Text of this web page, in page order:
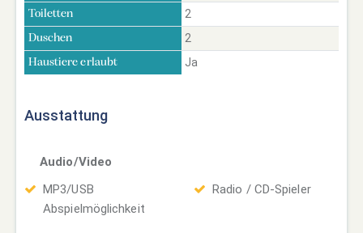
Toiletten 2
Duschen 2
Haustiere erlaubt Ja
Ausstattung
Audio/Video
MP3/USB
Abspielmöglichkeit
Radio / CD-Spieler